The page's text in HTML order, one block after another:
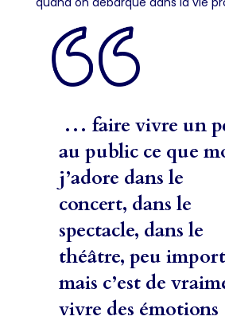
… faire vivre un
au public ce que
j’adore dans le
concert, dans le
spectacle, dans le
théâtre, peu
mais c’est de
vivre des émotions